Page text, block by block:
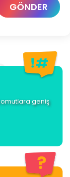
GÖNDER
geniş